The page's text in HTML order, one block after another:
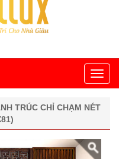
TRÚC CHỈ CHẠM NÉT